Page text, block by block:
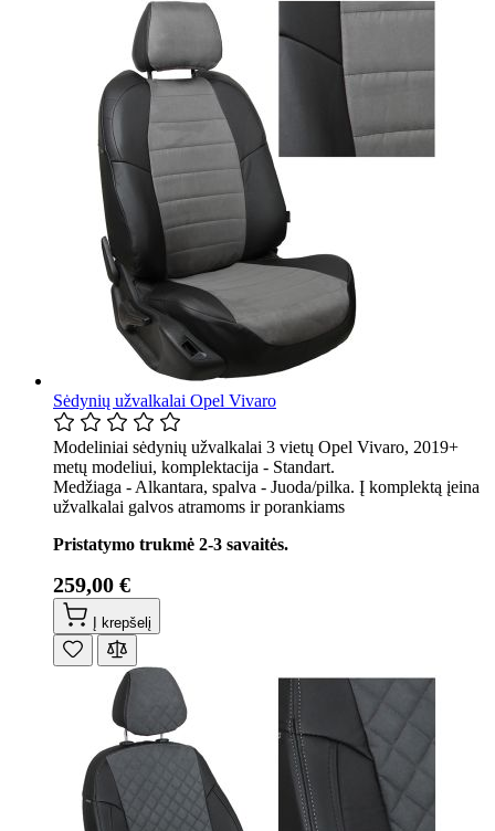
Sėdynių užvalkalai Opel Vivaro
Modeliniai sėdynių užvalkalai 3 vietų Opel Vivaro, 2019+
metų modeliui, komplektacija - Standart.
Medžiaga - Alkantara, spalva - Juoda/pilka. Į komplektą įeina
užvalkalai galvos atramoms ir porankiams
Pristatymo trukmė 2-3 savaitės.
259,00 €
Į krepšelį